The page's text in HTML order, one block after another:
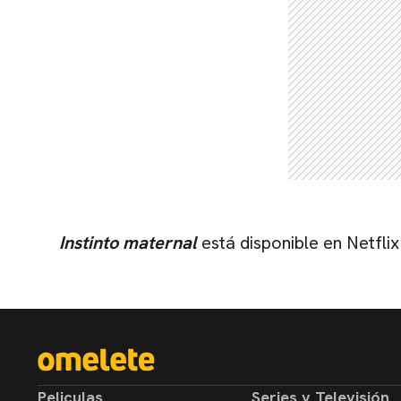
Instinto maternalestá disponible en Netflix